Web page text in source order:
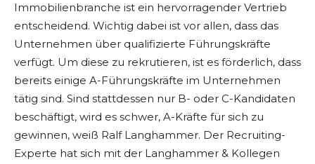
Immobilienbranche ist ein hervorragender Vertrieb
entscheidend. Wichtig dabei ist vor allen, dass das
Unternehmen über qualifizierte Führungskräfte
verfügt. Um diese zu rekrutieren, ist es förderlich, dass
bereits einige A-Führungskräfte im Unternehmen
tätig sind. Sind stattdessen nur B- oder C-Kandidaten
beschäftigt, wird es schwer, A-Kräfte für sich zu
gewinnen, weiß Ralf Langhammer. Der Recruiting-
Experte hat sich mit der Langhammer & Kollegen